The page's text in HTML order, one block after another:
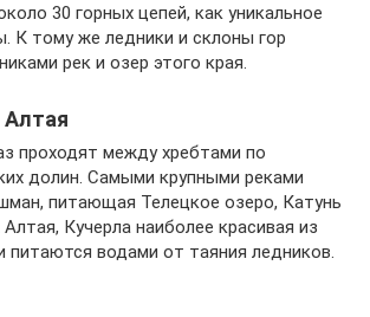
30 горных цепей, как уникальное
К тому же ледники и склоны гор
рек и озер этого края.
Алтая
проходят между хребтами по
долин. Самыми крупными реками
питающая Телецкое озеро, Катунь
Кучерла наиболее красивая из
питаются водами от таяния ледников.